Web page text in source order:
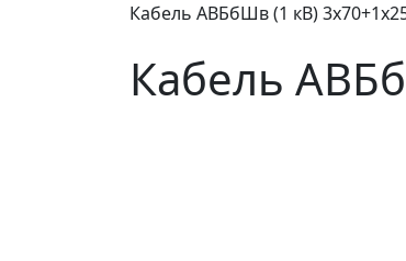
Кабель АВБбШв (1 кВ)
Кабель